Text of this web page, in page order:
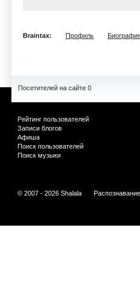
Braintax: Профиль
Посетителей на сайте 0
Рейтинг пользователей
Записи блогов
Афиша
Поиск пользователей
Поиск музыки
© 2007 - 2026 Shalala